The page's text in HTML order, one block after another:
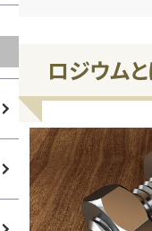
ロジウム